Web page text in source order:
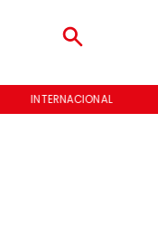
INTERNACIONAL